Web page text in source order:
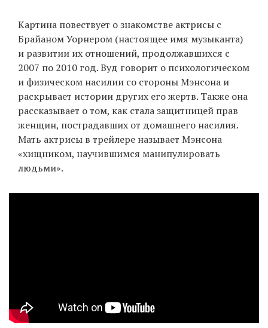
Картина повествует о знакомстве актрисы с
Брайаном Уорнером (настоящее имя музыканта)
и развитии их отношений, продолжавшихся с
2007 по 2010 год. Вуд говорит о психологическом
и физическом насилии со стороны Мэнсона и
раскрывает истории других его жертв. Также она
рассказывает о том, как стала защитницей прав
женщин, пострадавших от домашнего насилия.
Мать актрисы в трейлере называет Мэнсона
«хищником, научившимся манипулировать
людьми».